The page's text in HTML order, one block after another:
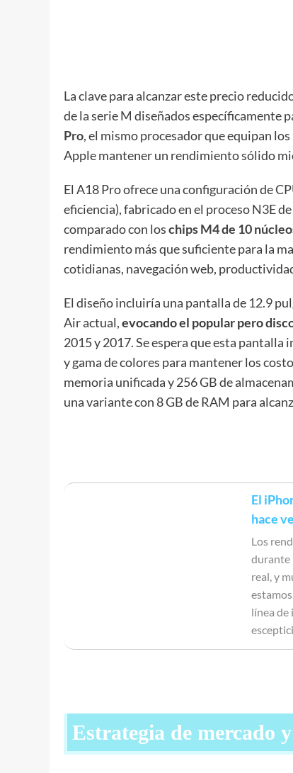
La clave para alcanzar este precio
de la serie M diseñados específicamente
Pro, el mismo procesador que equipan los
Apple mantener un rendimiento sólido
El A18 Pro ofrece una configuración de
eficiencia), fabricado en el proceso N3E
comparado con loschips M4 de 10
rendimiento más que suficiente para la
cotidianas, navegación web,
El diseño incluiría una pantalla de 12.9
Air actual,evocando el popular pero
2015 y 2017. Se espera que esta
y gama de colores para mantener los
memoria unificada y 256 GB de
una variante con 8 GB de RAM para
El
hace
Los
durante
real, y
línea de
Estrategia de mercado